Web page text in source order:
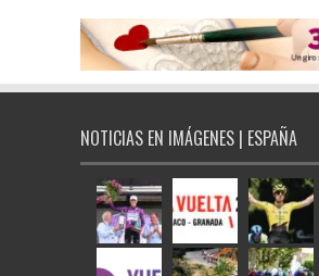
NOTICIAS EN IMÁGENES | ESPAÑA